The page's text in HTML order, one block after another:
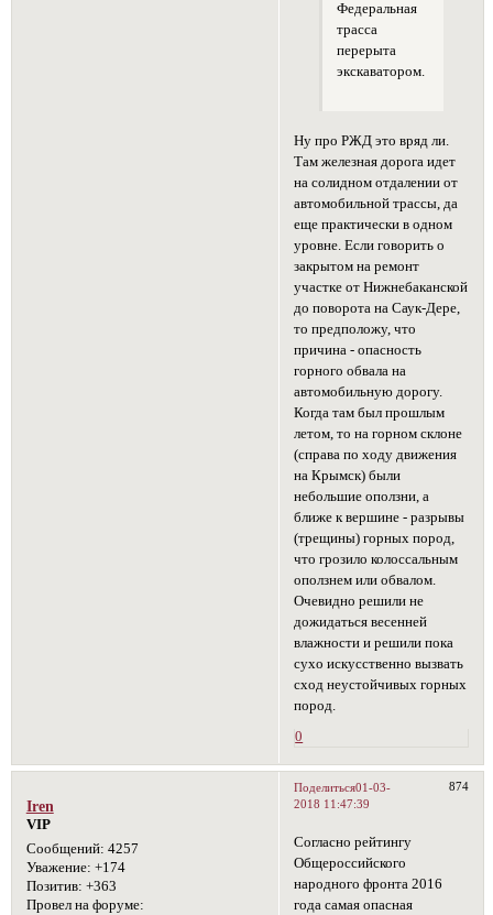
Федеральная
трасса
перерыта
экскаватором.
Ну про РЖД это вряд ли.
Там железная дорога идет
на солидном отдалении от
автомобильной трассы, да
еще практически в одном
уровне. Если говорить о
закрытом на ремонт
участке от Нижнебаканской
до поворота на Саук-Дере,
то предположу, что
причина - опасность
горного обвала на
автомобильную дорогу.
Когда там был прошлым
летом, то на горном склоне
(справа по ходу движения
на Крымск) были
небольшие оползни, а
ближе к вершине - разрывы
(трещины) горных пород,
что грозило колоссальным
оползнем или обвалом.
Очевидно решили не
дожидаться весенней
влажности и решили пока
сухо искусственно вызвать
сход неустойчивых горных
пород.
0
Поделиться 874
01-03-
2018 11:47:39
Iren
VIP
Сообщений: 4257
Уважение: +174
Позитив: +363
Провел на форуме:
Согласно рейтингу
Общероссийского
народного фронта 2016
года самая опасная